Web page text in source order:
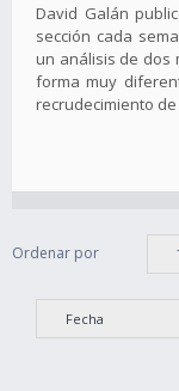
David Galán
sección cada
un análisis de dos
forma muy
recrudecimiento
Ordenar por